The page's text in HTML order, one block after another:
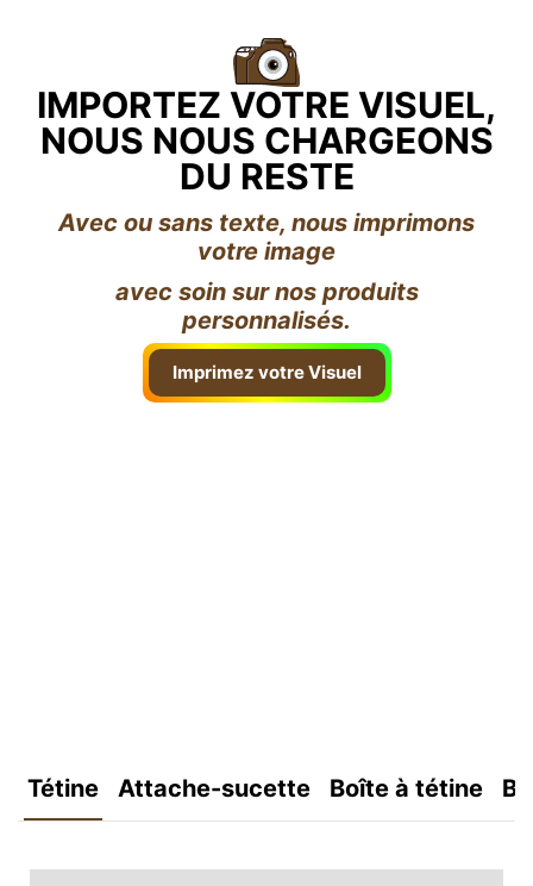
IMPORTEZ VOTRE VISUEL,
NOUS NOUS CHARGEONS
DU RESTE
Avec ou sans texte, nous imprimons
votre image
avec soin sur nos produits
personnalisés.
Imprimez votre Visuel
Tétine Attache-sucette Boîte à tétine